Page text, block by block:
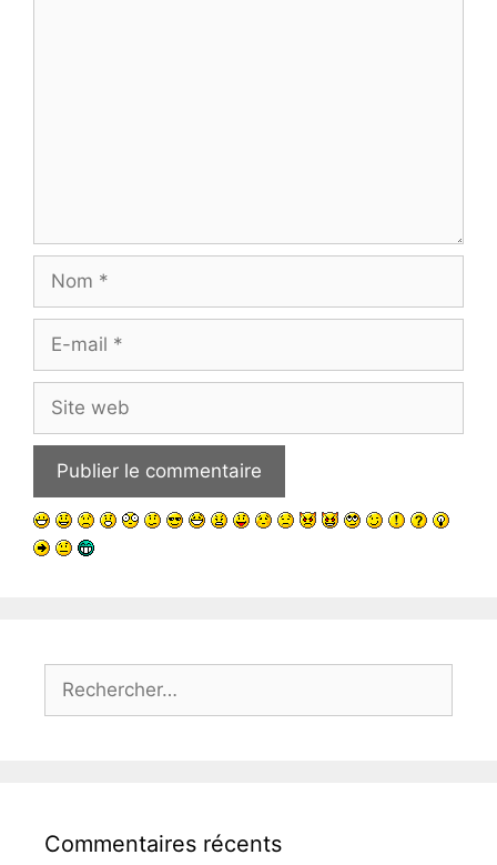
Nom
Site
web
Rechercher :
Commentaires récents